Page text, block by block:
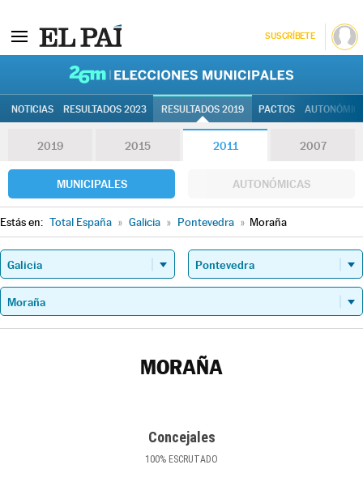
SUSCRÍBETE
NOTICIAS RESULTADOS 2023 RESULTADOS 2019 PACTOS
2019 2015 2011 2007
MUNICIPALES AUTONÓMICAS
Estás en: Total España » Galicia » Pontevedra » Moraña
MORAÑA
Concejales
100% ESCRUTADO